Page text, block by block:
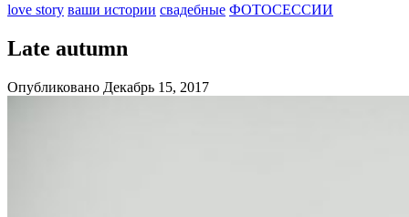
love story ваши истории свадебные ФОТОСЕССИИ
Late autumn
Опубликовано Декабрь 15, 2017